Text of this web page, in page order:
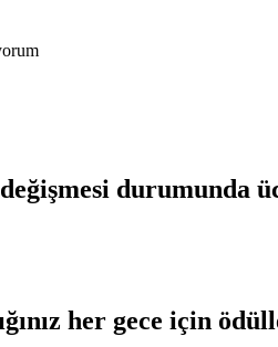
durumunda
her gece için